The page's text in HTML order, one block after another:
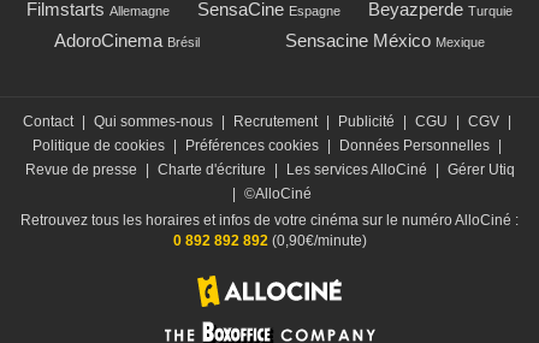
Filmstarts Allemagne SensaCine Espagne Beyazperde Turquie
AdoroCinema Brésil Sensacine México Mexique
Contact Qui sommes-nous Recrutement Publicité CGU CGV
Politique de cookies
Préférences cookies Données Personnelles
Revue de presse
Charte d'écriture Les services AlloCiné
Gérer Utiq
©AlloCiné
Retrouvez tous les horaires et infos de votre cinéma sur le numéro AlloCiné :
0 892 892 892(0,90€/minute)